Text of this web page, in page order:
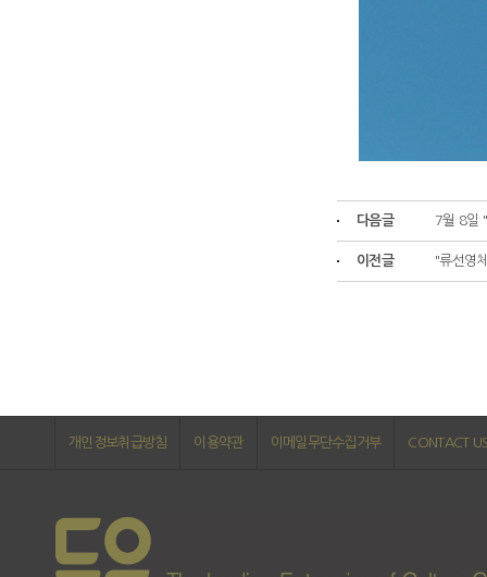
다음글 7월 8일
이전글 "류선영
개인정보취급방침 이용약관 이메일무단수집거부 CONTACT